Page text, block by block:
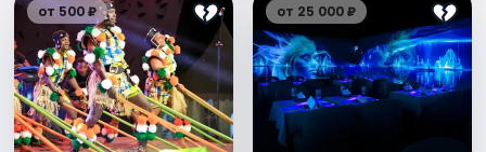
от 500 ₽ от 25 000 ₽